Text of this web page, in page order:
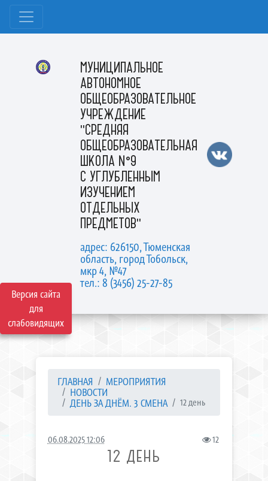
Версия сайта
для
слабовидящих
МУНИЦИПАЛЬНОЕ
АВТОНОМНОЕ
ОБЩЕОБРАЗОВАТЕЛЬНОЕ
УЧРЕЖДЕНИЕ
"СРЕДНЯЯ
ОБЩЕОБРАЗОВАТЕЛЬНАЯ
ШКОЛА №9
С УГЛУБЛЕННЫМ
ИЗУЧЕНИЕМ
ОТДЕЛЬНЫХ
ПРЕДМЕТОВ"
адрес: 626150, Тюменская
область, город Тобольск,
мкр 4, №47
тел.: 8 (3456) 25-27-85
ГЛАВНАЯ
МЕРОПРИЯТИЯ
НОВОСТИ
ДЕНЬ ЗА ДНЁМ. 3 СМЕНА
12 день
06.08.2025 12:06 12
12 ДЕНЬ